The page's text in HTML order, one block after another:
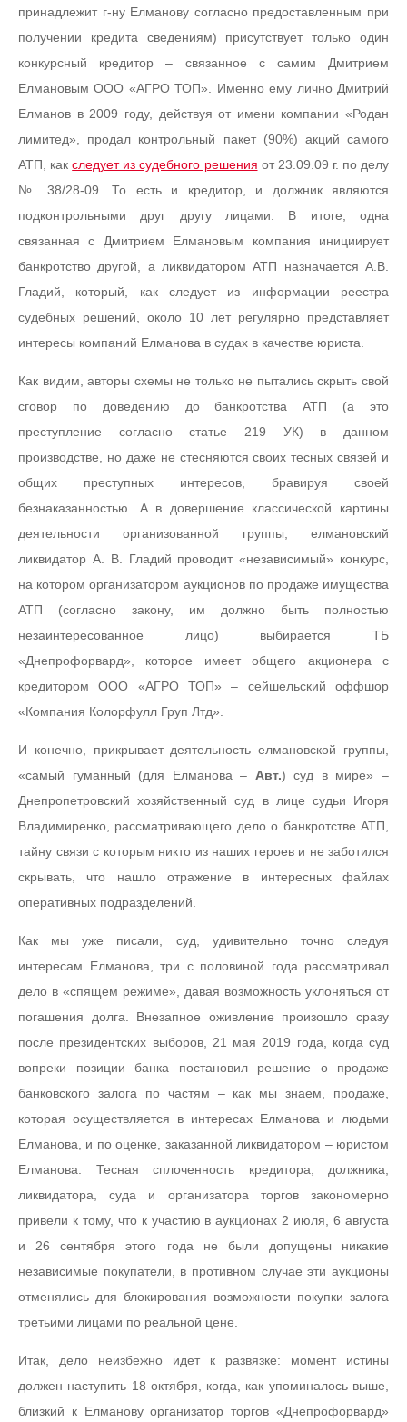
принадлежит г-ну Елманову согласно предоставленным при
получении кредита сведениям) присутствует только один
конкурсный кредитор – связанное с самим Дмитрием
Елмановым ООО «АГРО ТОП». Именно ему лично Дмитрий
Елманов в 2009 году, действуя от имени компании «Родан
лимитед», продал контрольный пакет (90%) акций самого
АТП, какследует из судебного решения от 23.09.09 г. по делу
№ 38/28-09. То есть и кредитор, и должник являются
подконтрольными друг другу лицами. В итоге, одна
связанная с Дмитрием Елмановым компания инициирует
банкротство другой, а ликвидатором АТП назначается А.В.
Гладий, который, как следует из информации реестра
судебных решений, около 10 лет регулярно представляет
интересы компаний Елманова в судах в качестве юриста.
Как видим, авторы схемы не только не пытались скрыть свой
сговор по доведению до банкротства АТП (а это
преступление согласно статье 219 УК) в данном
производстве, но даже не стесняются своих тесных связей и
общих преступных интересов, бравируя своей
безнаказанностью. А в довершение классической картины
деятельности организованной группы, елмановский
ликвидатор А. В. Гладий проводит «независимый» конкурс,
на котором организатором аукционов по продаже имущества
АТП (согласно закону, им должно быть полностью
незаинтересованное лицо) выбирается ТБ
«Днепрофорвард», которое имеет общего акционера с
кредитором ООО «АГРО ТОП» – сейшельский оффшор
«Компания Колорфулл Груп Лтд».
И конечно, прикрывает деятельность елмановской группы,
«самый гуманный (для Елманова – Авт.) суд в мире» –
Днепропетровский хозяйственный суд в лице судьи Игоря
Владимиренко, рассматривающего дело о банкротстве АТП,
тайну связи с которым никто из наших героев и не заботился
скрывать, что нашло отражение в интересных файлах
оперативных подразделений.
Как мы уже писали, суд, удивительно точно следуя
интересам Елманова, три с половиной года рассматривал
дело в «спящем режиме», давая возможность уклоняться от
погашения долга. Внезапное оживление произошло сразу
после президентских выборов, 21 мая 2019 года, когда суд
вопреки позиции банка постановил решение о продаже
банковского залога по частям – как мы знаем, продаже,
которая осуществляется в интересах Елманова и людьми
Елманова, и по оценке, заказанной ликвидатором – юристом
Елманова. Тесная сплоченность кредитора, должника,
ликвидатора, суда и организатора торгов закономерно
привели к тому, что к участию в аукционах 2 июля, 6 августа
и 26 сентября этого года не были допущены никакие
независимые покупатели, в противном случае эти аукционы
отменялись для блокирования возможности покупки залога
третьими лицами по реальной цене.
Итак, дело неизбежно идет к развязке: момент истины
должен наступить 18 октября, когда, как упоминалось выше,
близкий к Елманову организатор торгов «Днепрофорвард»